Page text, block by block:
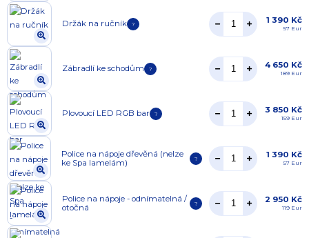
Držák na ručník ? 1 390 Kč
57 Eur
Zábradlí ke schodům ? 4 650 Kč
189 Eur
Plovoucí LED RGB bar ? 3 850 Kč
159 Eur
Police na nápoje dřevěná (nelze
ke Spa lamelám)
? 1 390 Kč
57 Eur
Police na nápoje - odnímatelná /
otočná
? 2 950 Kč
119 Eur